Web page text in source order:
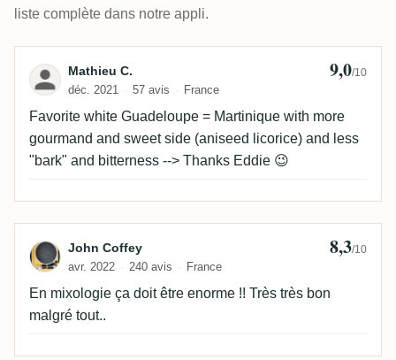
liste complète dans notre appli.
Avis de Mathieu C.
Mathieu C.
déc. 2021 57 avis France
9,0/10
Favorite white Guadeloupe = Martinique with more
gourmand and sweet side (aniseed licorice) and less
"bark" and bitterness --> Thanks Eddie 😉
Avis de John Coffey
John Coffey
avr. 2022 240 avis France
8,3/10
En mixologie ça doit être enorme !! Très très bon
malgré tout..